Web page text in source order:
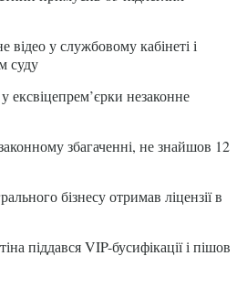
відео у службовому кабінеті і
суду
незаконне
збагаченні, не знайшов 12
бізнесу отримав ліцензії в
піддався VIP-бусифікації і пішов